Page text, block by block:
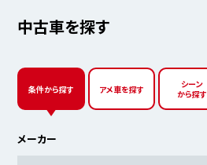
中古車を探す
条件から探す アメ車を探す
シーン
から探す
メーカー